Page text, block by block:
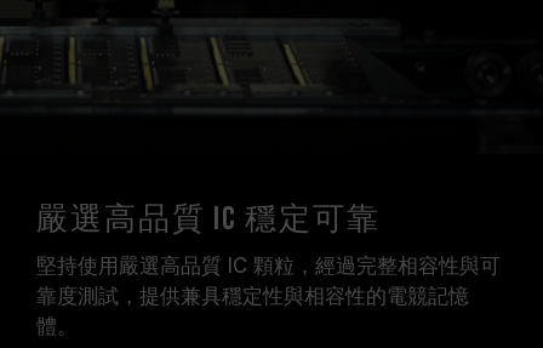
嚴選高品質 IC 穩定可靠
堅持使用嚴選高品質 IC 顆粒，經過完整相容性與可
靠度測試，提供兼具穩定性與相容性的電競記憶
體。